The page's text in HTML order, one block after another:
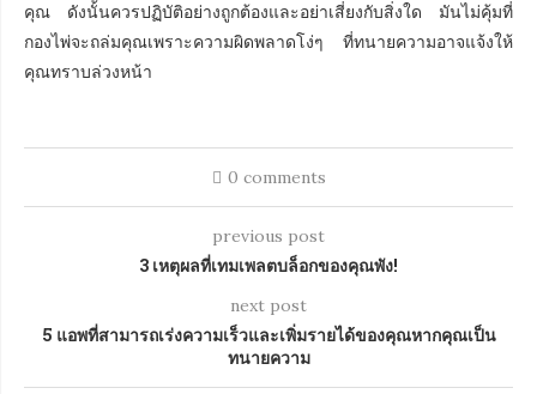
คุณ ดังนั้นควรปฏิบัติอย่างถูกต้องและอย่าเสี่ยงกับสิ่งใด มันไม่คุ้มที่
กองไพ่จะถล่มคุณเพราะความผิดพลาดโง่ๆ ที่ทนายความอาจแจ้งให้
คุณทราบล่วงหน้า
0 comments
previous post
3 เหตุผลที่เทมเพลตบล็อกของคุณพัง!
next post
5 แอพที่สามารถเร่งความเร็วและเพิ่มรายได้ของคุณหากคุณเป็น
ทนายความ